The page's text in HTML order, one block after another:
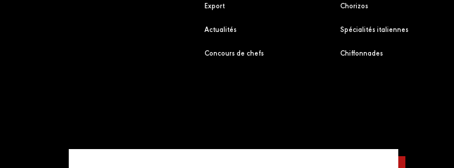
Export
Actualités
Concours de chefs
Chorizos
Spécialités italiennes
Chiffonnades